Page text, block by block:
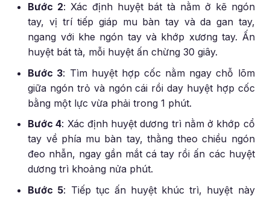
Bước 2: Xác định huyệt bát tà nằm ở kẽ ngón
tay, vị trí tiếp giáp mu bàn tay và da gan tay,
ngang với khe ngón tay và khớp xương tay. Ấn
huyệt bát tà, mỗi huyệt ấn chừng 30 giây.
Bước 3: Tìm huyệt hợp cốc nằm ngay chỗ lõm
giữa ngón trỏ và ngón cái rồi day huyệt hợp cốc
bằng một lực vừa phải trong 1 phút.
Bước 4: Xác định huyệt dương trì nằm ở khớp cổ
tay về phía mu bàn tay, thằng theo chiều ngón
đeo nhẫn, ngay gần mắt cá tay rồi ấn các huyệt
dương trì khoảng nửa phút.
Bước 5: Tiếp tục ấn huyệt khúc trì, huyệt này